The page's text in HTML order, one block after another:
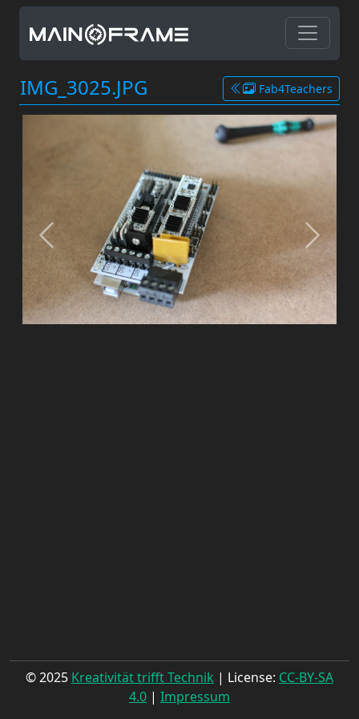
IMG_3025.JPG Fab4Teachers
© 2025 Kreativität trifft Technik | License: CC-BY-SA
4.0 | Impressum